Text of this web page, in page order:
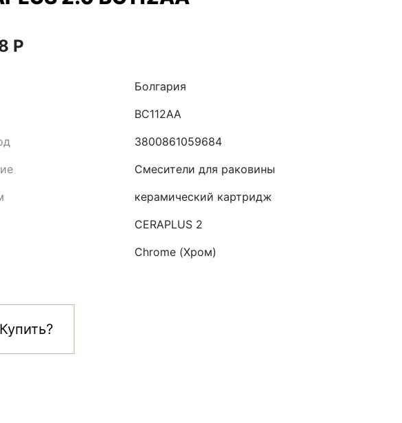
Р
Болгария
BC112AA
3800861059684
Смесители для раковины
керамический картридж
CERAPLUS 2
Chrome (Хром)